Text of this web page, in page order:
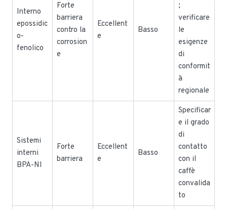
Interno
epossidic
o-
fenolico
Forte
barriera
contro la
corrosion
e
Eccellent
e
Basso
;
verificare
le
esigenze
di
conformit
à
regionale
Sistemi
interni
BPA-NI
Forte
barriera
Eccellent
e
Basso
Specificar
e il grado
di
contatto
con il
caffè
convalida
to